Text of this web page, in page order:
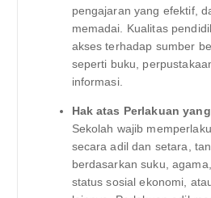
pengajaran yang efektif,
memadai. Kualitas
akses terhadap sumber
seperti buku,
informasi.
Hak atas Perlakuan
Sekolah wajib
secara adil dan setara,
berdasarkan suku,
status sosial ekonomi,